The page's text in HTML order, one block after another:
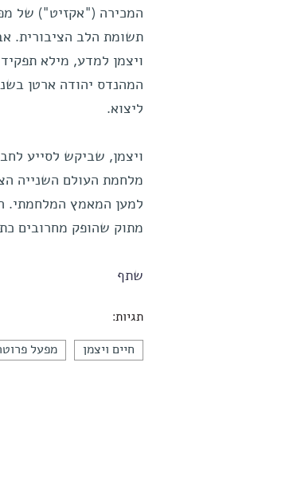
המכירה ("אקזיט") של
תשומת הלב הציבורית.
ויצמן למדע, מילא
ליצוא.
ויצמן, שביקש לסייע
מלחמת העולם השנייה
מתוק שהופק מחרובים
שתף
תגיות:
חיים ויצמן מפעל